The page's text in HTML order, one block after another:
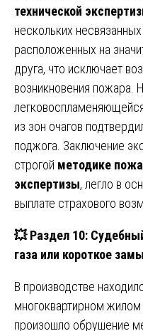
технической
нескольких
расположенных на
друга, что исключает
возникновения пожара.
из зон очагов
поджога. Заключение
строгой методике
экспертизы, легло в
выплате страхового
💥Раздел 10:
газа или короткое
В производстве
многоквартирном жилом
произошло обрушение